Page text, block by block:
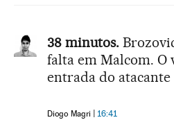
38 minutos.
falta em Malcom. O
entrada do
Diogo Magri 16:41